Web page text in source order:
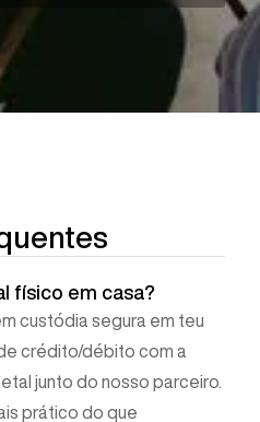
físico em casa?
custódia segura em teu
crédito/débito com a
junto do nosso parceiro.
prático do que